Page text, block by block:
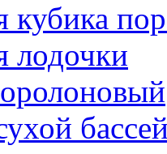
кубика
лодочки